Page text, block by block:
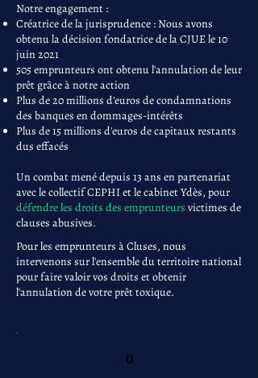
Notre engagement :
Créatrice de la jurisprudence : Nous avons
obtenu la décision fondatrice de la CJUE le 10
juin 2021
505 emprunteurs ont obtenu l'annulation de leur
prêt grâce à notre action
Plus de 20 millions d'euros de condamnations
des banques en dommages-intérêts
Plus de 15 millions d'euros de capitaux restants
dus effacés
Un combat mené depuis 13 ans en partenariat
avec le collectif CEPHI et le cabinet Ydès, pour
défendre les droits des emprunteurs victimes de
clauses abusives.
Pour les emprunteurs à Cluses, nous
intervenons sur l'ensemble du territoire national
pour faire valoir vos droits et obtenir
l'annulation de votre prêt toxique.
0